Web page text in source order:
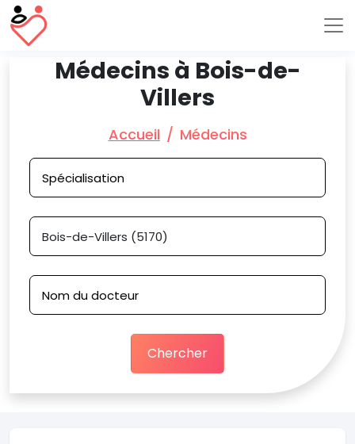
Médecins à Bois-de-
Villers
Accueil Médecins
Chercher